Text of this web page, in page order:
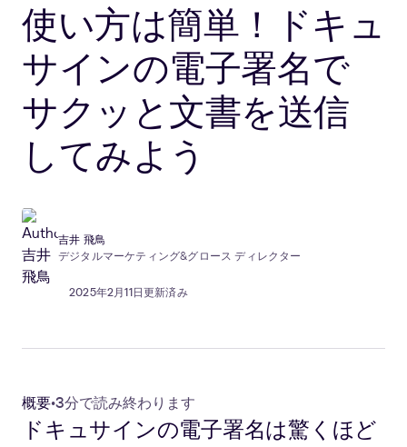
使い方は簡単！ドキュ
サインの電子署名で
サクッと文書を送信
してみよう
吉井 飛鳥
デジタルマーケティング&グロース ディレクター
2025年2月11日更新済み
概要•3分で読み終わります
ドキュサインの電子署名は驚くほど